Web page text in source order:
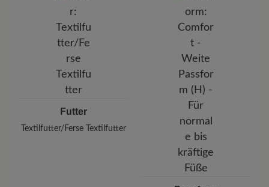
Futter
Textilfutter/Ferse Textilfutter